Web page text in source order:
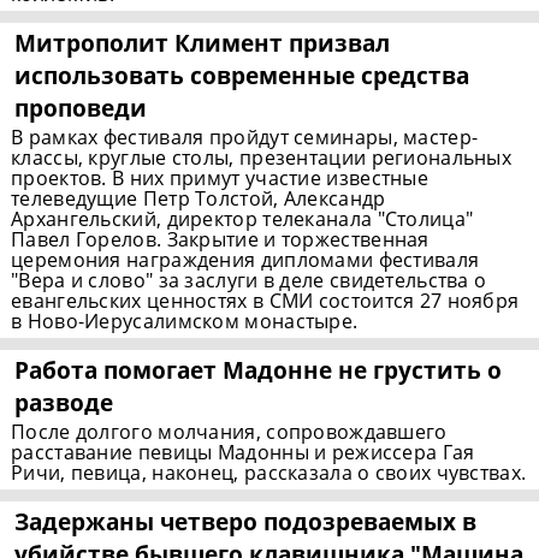
Митрополит Климент призвал
использовать современные средства
проповеди
В рамках фестиваля пройдут семинары, мастер-
классы, круглые столы, презентации региональных
проектов. В них примут участие известные
телеведущие Петр Толстой, Александр
Архангельский, директор телеканала "Столица"
Павел Горелов. Закрытие и торжественная
церемония награждения дипломами фестиваля
"Вера и слово" за заслуги в деле свидетельства о
евангельских ценностях в СМИ состоится 27 ноября
в Ново-Иерусалимском монастыре.
Работа помогает Мадонне не грустить о
разводе
После долгого молчания, сопровождавшего
расставание певицы Мадонны и режиссера Гая
Ричи, певица, наконец, рассказала о своих чувствах.
Задержаны четверо подозреваемых в